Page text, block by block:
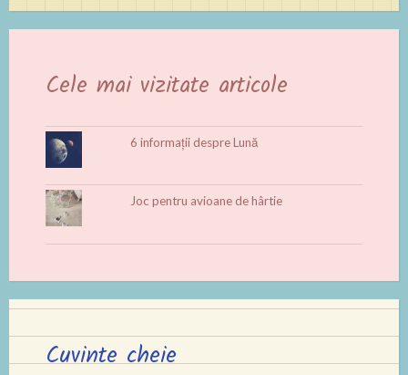
Cele mai vizitate articole
6 informații despre Lună
Joc pentru avioane de hârtie
Cuvinte cheie